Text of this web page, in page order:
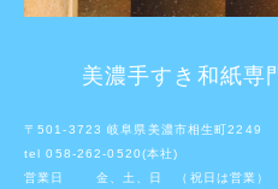
美濃手すき和紙専
〒501-3723 岐阜県美濃市相生町2249
tel 058-262-0520(本社)
営業日 金、土、日 （祝日は営業）